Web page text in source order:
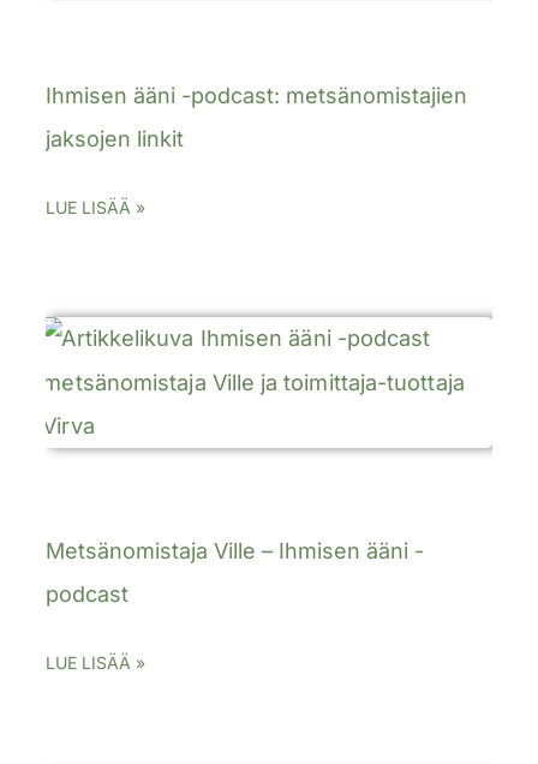
Ihmisen ääni -podcast: metsänomistajien
jaksojen linkit
LUE LISÄÄ »
Metsänomistaja Ville – Ihmisen ääni -
podcast
LUE LISÄÄ »